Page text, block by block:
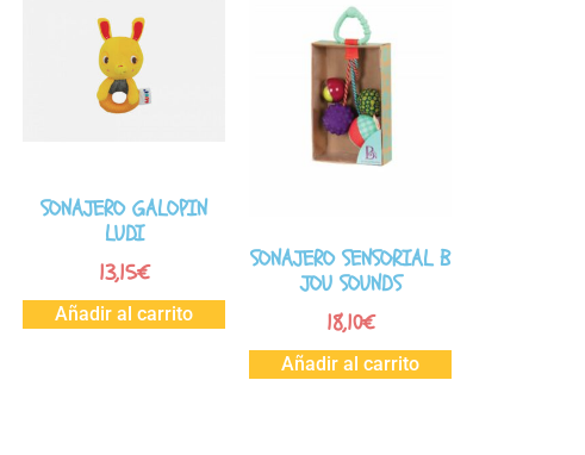
SONAJERO GALOPIN
LUDI
13,15€
Añadir al carrito
SONAJERO SENSORIAL B
JOU SOUNDS
18,10€
Añadir al carrito